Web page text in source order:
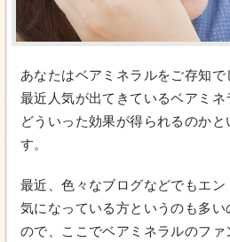
あなたはベアミネラルをご存知で
最近人気が出てきているベアミ
どういった効果が得られるのか
す。
最近、色々なブログなどでもエ
気になっている方というのも多
ので、ここでベアミネラルのフ